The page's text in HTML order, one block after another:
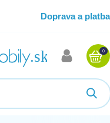
Doprava a platba
0